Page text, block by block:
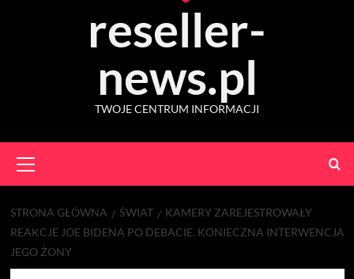
reseller-
news.pl
TWOJE CENTRUM INFORMACJI
Menu
STRONA GŁÓWNA ŚWIAT
KAMERY ZAREJESTROWAŁY
REAKCJE JOE BIDENA PO DEBACIE. KONIECZNA INTERWENCJA
JEGO ŻONY